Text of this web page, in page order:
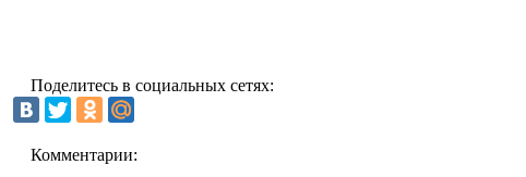
Поделитесь в социальных сетях:
Комментарии: